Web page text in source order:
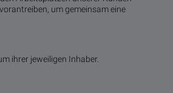
um gemeinsam eine
ihrer jeweiligen Inhaber.